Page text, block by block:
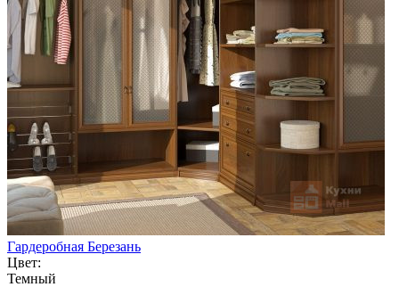
Гардеробная Березань
Цвет:
Темный